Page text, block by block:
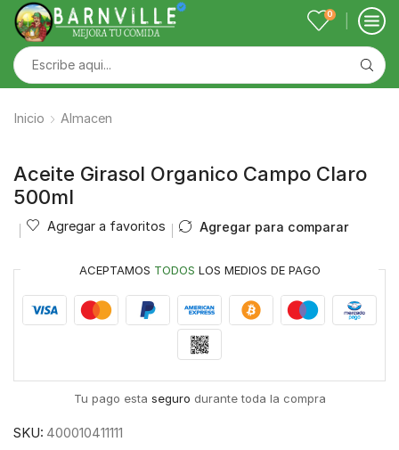
0
Inicio Almacen
Aceite Girasol Organico Campo Claro
500ml
Agregar a favoritos Agregar para comparar
ACEPTAMOS TODOS LOS MEDIOS DE PAGO
Tu pago esta seguro durante toda la compra
SKU: 400010411111